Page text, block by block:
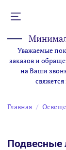
Уважаемые
заказов и
на Ваши
Главная
Подвесные